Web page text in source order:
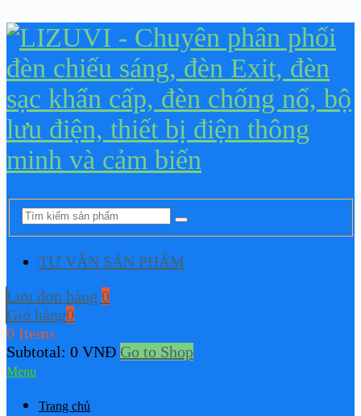
TƯ VẤN SẢN PHẨM
Lưu đơn hàng 0
Giỏ hàng0
0 Items
Subtotal: 0 VNĐ Go to Shop
Menu
Trang chủ